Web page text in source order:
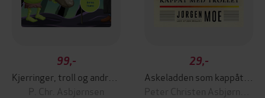
99,-
P. Chr. Asbjørnsen
29,-